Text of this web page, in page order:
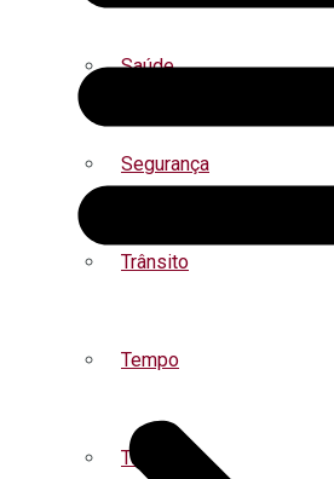
Saúde
Segurança
Trânsito
Tempo
Turismo